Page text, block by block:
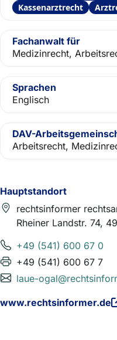
Hauptstandort
rechtsinformer
Rheiner Landstr. 74,
+49 (541) 600 67 0
+49 (541) 600 67 7
laue-
www.rechtsinformer.de
Kassenarztrecht
Fachanwalt für
Medizinrecht,
Sprachen
Englisch
DAV-
Arbeitsrecht,